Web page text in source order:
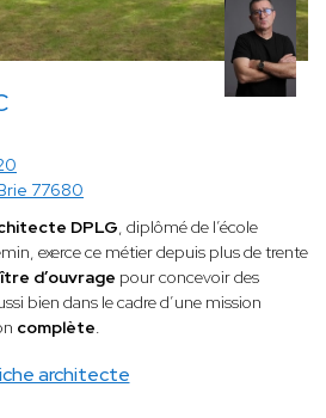
architecte
77680
DPLG, diplômé de l’école
exerce ce métier depuis plus de trente
d’ouvrage pour concevoir des
bien dans le cadre d’une mission
complète.